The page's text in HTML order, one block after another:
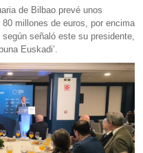
de Bilbao prevé unos
millones de euros, por encima
señaló este su presidente,
Euskadi’.